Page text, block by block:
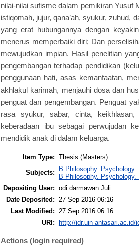
nilai-nilai sufisme dalam pemikiran Yusuf
istiqomah, jujur, qana’ah, syukur, zuhud,
yang erat hubungannya dengan
menerus memperbaiki diri; Dan
mewujudkan impian. Hasil penelitian
pengembangan terhadap pendidikan
penggunaan hati, asas kemanfaatan,
akhlakul karimah, menjauhi dosa dan
penguat dan pengembangan. Penguat
rasa syukur, sabar, cinta, keikhlasan,
keberadaan ibu sebagai perwujudan
mendidik anak di dalam keluarga.
Item Type: Thesis (Masters)
Subjects:
B Philosophy. Psychology.
B Philosophy.
Depositing User: odi darmawan Juli
Date Deposited:
27 Sep 2016 06:16
Last Modified:
27 Sep 2016 06:16
URI: http://idr.uin-antasari.ac.id/
Actions (login required)